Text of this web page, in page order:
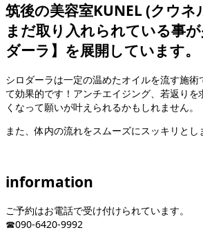
筑後の美容室KUNEL (クウネ
まだ取り入れられている事
ダーラ】を展開しています。
シロダーラは一定の温めたオイルを流す施術
て効果的です！アンチエイジング、若返りを
くなって願いが叶えられるかもしれません。
また、体内の流れをスムーズにスッキリとし
information
ご予約はお電話で受け付けられています。
☎︎090-6420-9992